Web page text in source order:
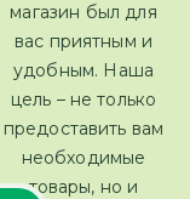
магазин был для
вас приятным и
удобным. Наша
цель – не только
предоставить вам
необходимые
товары, но и